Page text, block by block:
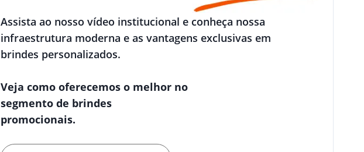
Assista ao nosso vídeo institucional e conheça nossa
infraestrutura moderna e as vantagens exclusivas em
brindes personalizados.
Veja como oferecemos o melhor no
segmento de brindes
promocionais.